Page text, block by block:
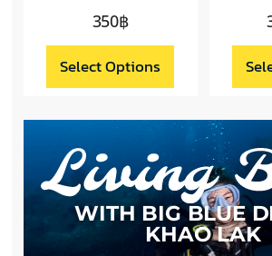
350฿
Select Options
WITH BIG BLUE
KHAO LAK